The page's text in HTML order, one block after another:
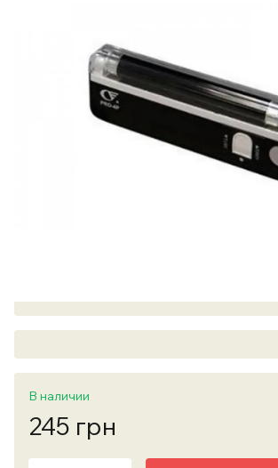
В наличии
245 грн